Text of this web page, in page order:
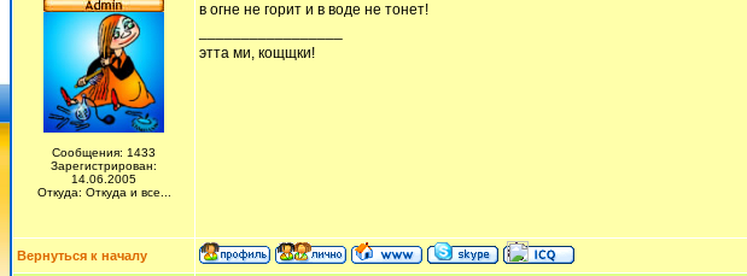
Сообщения: 1433
Зарегистрирован:
14.06.2005
Откуда: Откуда и все...
в огне не горит и в воде не тонет!
этта ми, кощщки!
Вернуться к началу